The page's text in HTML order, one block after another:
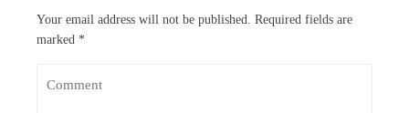
Your email address will not be published.
Required fields are
marked *